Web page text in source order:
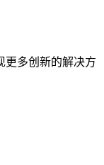
更多创新的解决方